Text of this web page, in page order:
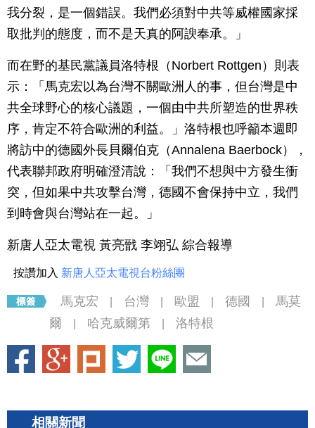
我分裂，是一個錯誤。我們必須對中共等威權國家採
取批判的態度，而不是天真的阿諛奉承。」
而在野的基民黨議員洛特根（Norbert Rottgen）則表
示：「馬克宏以為台灣不關歐洲人的事，但台灣是中
共全球野心的核心議題，一個由中共所塑造的世界秩
序，肯定不符合歐洲的利益。」洛特根也呼籲本週即
將訪中的德國外長貝爾伯克（Annalena Baerbock），
代表聯邦政府明確澄清說：「我們不想與中方發生衝
突，但如果中共攻擊台灣，德國不會保持中立，我們
到時會與台灣站在一起。」
新唐人亞太電視 黃亮戩 李翊弘 綜合報導
按讚加入 新唐人亞太電視台粉絲團
馬克宏 台灣 歐盟 德國
馬莫
爾
哈克威爾第 洛特根
相關新聞